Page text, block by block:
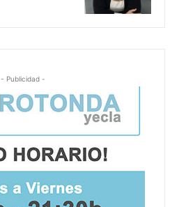
- Publicidad -